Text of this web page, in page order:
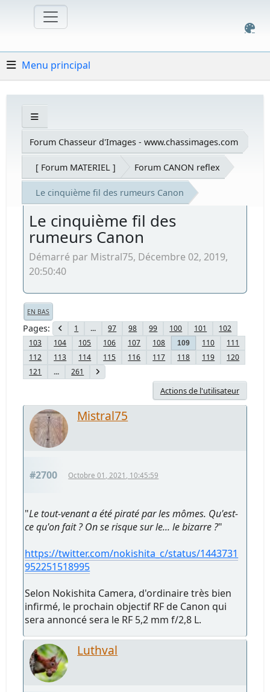
Menu principal
Forum Chasseur d'Images - www.chassimages.com
[ Forum MATERIEL ] Forum CANON reflex
Le cinquième fil des rumeurs Canon
Le cinquième fil des
rumeurs Canon
Démarré par Mistral75, Décembre 02, 2019,
20:50:40
EN BAS
Pages 1 ... 97 98 99 100 101
102
103
104 105 106 107 108 109 110
111
112
113 114 115 116 117 118 119
120
121
... 261
Actions de l'utilisateur
Mistral75
#2700 Octobre 01, 2021, 10:45:59
"Le tout-venant a été piraté par les mômes. Qu'est-
ce qu'on fait ? On se risque sur le... le bizarre ?"
https://twitter.com/nokishita_c/status/1443731
952251518995
Selon Nokishita Camera, d'ordinaire très bien
infirmé, le prochain objectif RF de Canon qui
sera annoncé sera le RF 5,2 mm f/2,8 L.
Luthval